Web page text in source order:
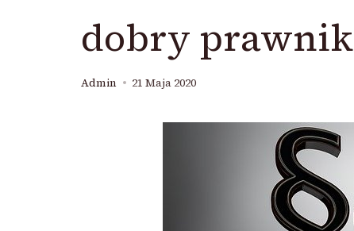
dobry prawnik
Admin 21 Maja 2020